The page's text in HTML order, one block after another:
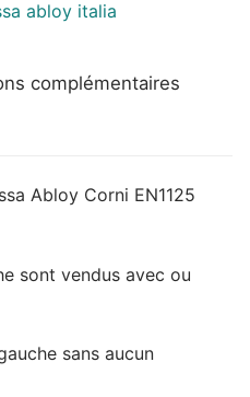
complémentaires
Abloy Corni EN1125
sont vendus avec ou
sans aucun